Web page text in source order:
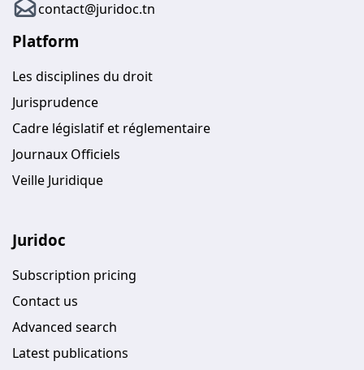
contact@juridoc.tn
Platform
Les disciplines du droit
Jurisprudence
Cadre législatif et réglementaire
Journaux Officiels
Veille Juridique
Juridoc
Subscription pricing
Contact us
Advanced search
Latest publications